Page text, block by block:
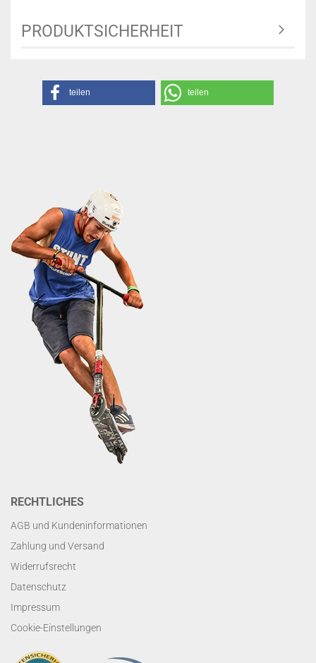
PRODUKTSICHERHEIT
teilen teilen
RECHTLICHES
AGB und Kundeninformationen
Zahlung und Versand
Widerrufsrecht
Datenschutz
Impressum
Cookie-Einstellungen